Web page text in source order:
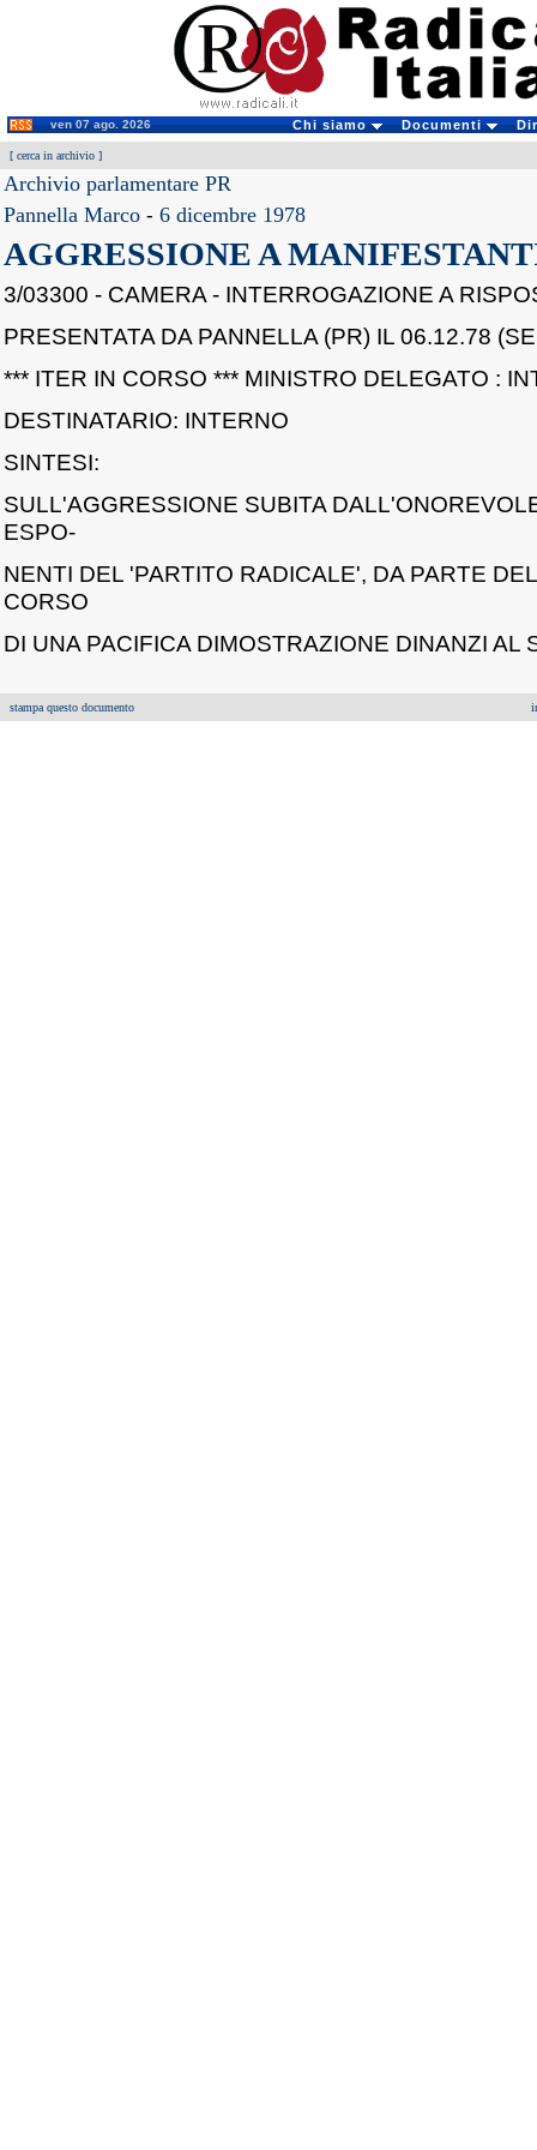
ven 07 ago. 2026 Chi siamo Documenti
[ cerca in archivio ]
Archivio parlamentare PR
Pannella Marco - 6 dicembre 1978
AGGRESSIONE A
3/03300 - CAMERA - INTERROGAZIONE A
PRESENTATA DA PANNELLA (PR) IL 06.12.78
*** ITER IN CORSO *** MINISTRO DELEGATO :
DESTINATARIO: INTERNO
SINTESI:
SULL'AGGRESSIONE SUBITA
ESPO-
NENTI DEL 'PARTITO RADICALE', DA PARTE
CORSO
DI UNA PACIFICA DIMOSTRAZIONE DINANZI AL
stampa questo documento